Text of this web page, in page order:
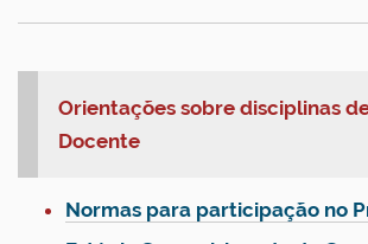
Orientações sobre disciplinas
Docente
Normas para participação no